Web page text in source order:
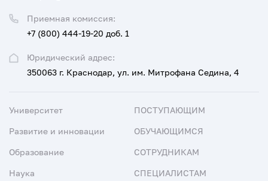
Юридический адрес:
350063 г. Краснодар, ул. им. Митрофана Седина, 4
Приемная комиссия:
+7 (800) 444-19-20 доб. 1
Университет
Развитие и инновации
Образование
Наука
ПОСТУПАЮЩИМ
ОБУЧАЮЩИМСЯ
СОТРУДНИКАМ
СПЕЦИАЛИСТАМ